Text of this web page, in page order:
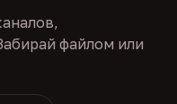
файлом или